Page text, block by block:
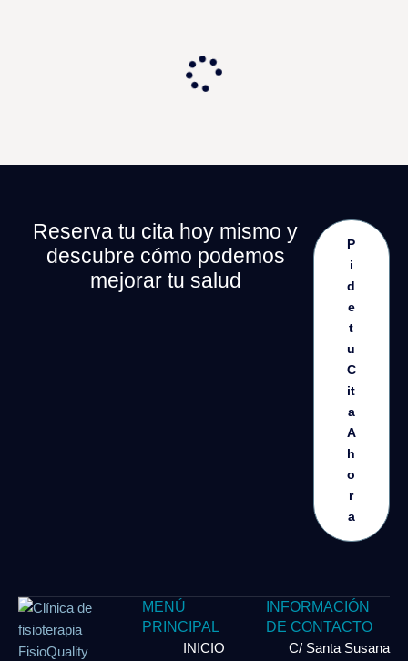
Reserva tu cita hoy mismo y
descubre cómo podemos
mejorar tu salud
P
i
d
e
t
u
C
it
a
A
h
o
r
a
MENÚ
PRINCIPAL
INICIO
INFORMACIÓN
DE CONTACTO
C/ Santa Susana